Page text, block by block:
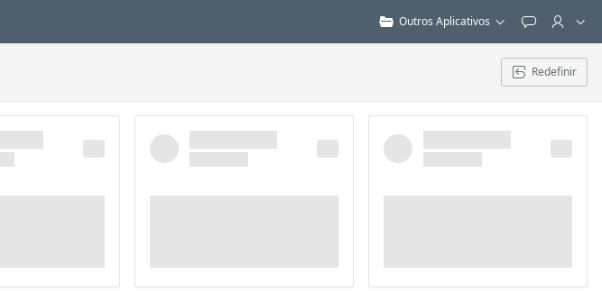
Outros Aplicativos Feedback
Redefinir